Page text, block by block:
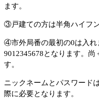
ます。
③戸建ての方は半角ハイフ
④市外局番の最初の0は入れ
9012345678となります。
す。
ニックネームとパスワード
際に必要となります。